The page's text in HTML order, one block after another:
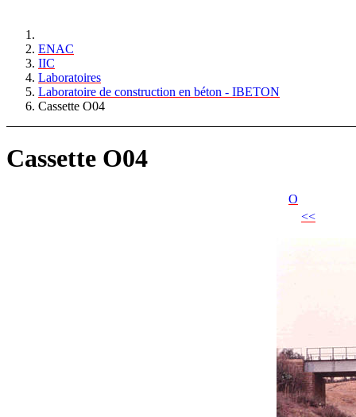
ENAC
IIC
Laboratoires
Laboratoire de construction en béton - IBETON
Cassette O04
Cassette O04
O
<<